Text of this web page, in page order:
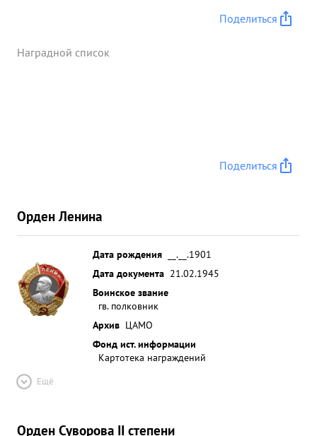
Поделиться
Наградной список
Поделиться
Орден Ленина
Дата рождения
__.__.1901
Дата документа 21.02.1945
Воинское звание
гв. полковник
Архив ЦАМО
Фонд ист. информации
Картотека награждений
Ещё
Орден Суворова II степени